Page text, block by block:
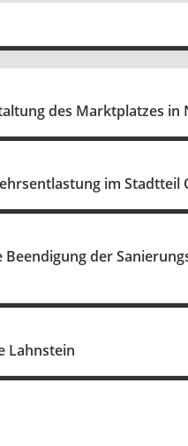
des Marktplatzes in
im Stadtteil
der
Lahnstein